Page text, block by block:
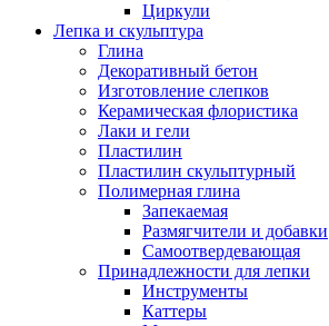
Циркули
Лепка и скульптура
Глина
Декоративный бетон
Изготовление слепков
Керамическая флористика
Лаки и гели
Пластилин
Пластилин скульптурный
Полимерная глина
Запекаемая
Размягчители и добавки
Самоотвердевающая
Принадлежности для лепки
Инструменты
Каттеры